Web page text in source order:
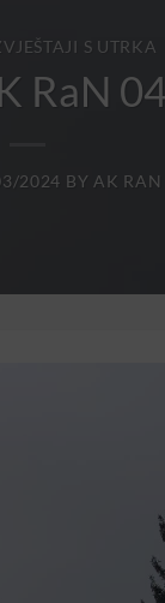
S UTRKA
RaN
2024 BY AK RAN